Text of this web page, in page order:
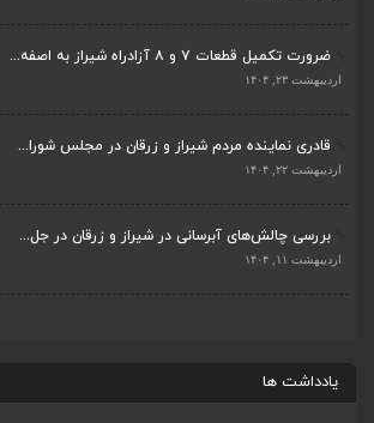
ضرورت تکمیل قطعات ۷ و ۸ آزادراه شیراز به اصفه...
اردیبهشت ۲۳, ۱۴۰۴
قادری نماینده مردم شیراز و زرقان در مجلس شورا...
اردیبهشت ۲۲, ۱۴۰۴
بررسی چالش‌های آبرسانی در شیراز و زرقان در جل...
اردیبهشت ۱۱, ۱۴۰۴
یادداشت ها
جلسه اعضای شورای بخش مرکزی شیراز با دفتر دکتر...
پیگیری دکتر قادری و سایر نمایندگان شیراز ارتق...
ضرورت تکمیل قطعات ۷ و ۸ آزادراه شیراز به اصفه...